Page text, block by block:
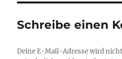
Schreibe einen
Deine E-Mail-Adresse wird